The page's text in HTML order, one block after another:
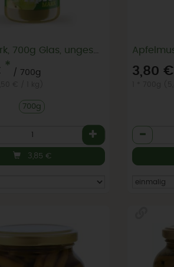
*
/ 700g
700g
3,85 €
3,80 €
Anzahl